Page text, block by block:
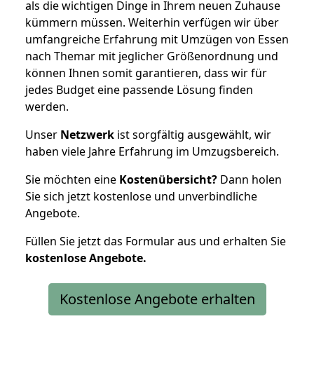
als die wichtigen Dinge in Ihrem neuen Zuhause
kümmern müssen. Weiterhin verfügen wir über
umfangreiche Erfahrung mit Umzügen von Essen
nach Themar mit jeglicher Größenordnung und
können Ihnen somit garantieren, dass wir für
jedes Budget eine passende Lösung finden
werden.
Unser Netzwerk ist sorgfältig ausgewählt, wir
haben viele Jahre Erfahrung im Umzugsbereich.
Sie möchten eine Kostenübersicht? Dann holen
Sie sich jetzt kostenlose und unverbindliche
Angebote.
Füllen Sie jetzt das Formular aus und erhalten Sie
kostenloseAngebote.
Kostenlose Angebote erhalten